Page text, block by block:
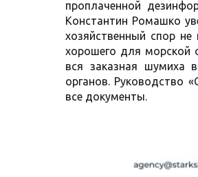
проплаченной
Константин Ромашко
хозяйственный спор
хорошего для морской
вся заказная шумиха
органов. Руководство
все документы.